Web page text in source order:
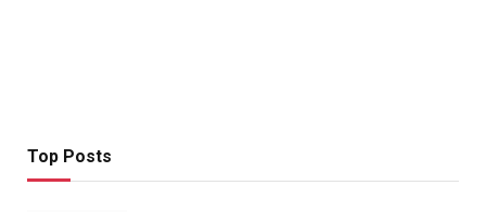
Top Posts